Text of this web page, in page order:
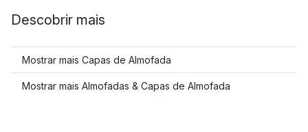
Descobrir mais
Mostrar mais Capas de Almofada
Mostrar mais Almofadas & Capas de Almofada